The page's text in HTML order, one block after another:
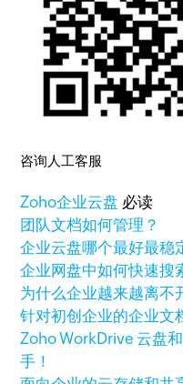
咨询人工客服
Zoho企业云盘 必读
团队文档如何管理？
企业云盘哪个最好最稳
企业网盘中如何快速搜
为什么企业越来越离不
针对初创企业的企业文
Zoho WorkDrive 云盘
手！